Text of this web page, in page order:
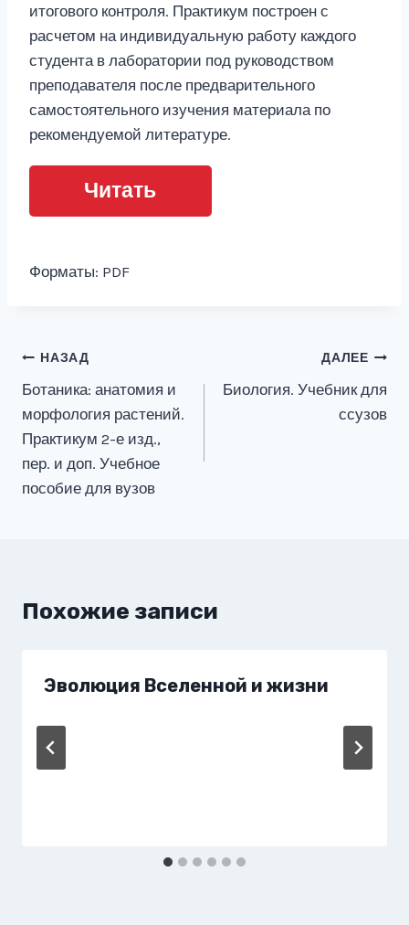
итогового контроля. Практикум построен с
расчетом на индивидуальную работу каждого
студента в лаборатории под руководством
преподавателя после предварительного
самостоятельного изучения материала по
рекомендуемой литературе.
Читать
Форматы: PDF
Навигация
по
записям
НАЗАД
Ботаника: анатомия и
морфология растений.
Практикум 2-е изд.,
пер. и доп. Учебное
пособие для вузов
ДАЛЕЕ
Биология. Учебник для
ссузов
Похожие записи
Эволюция Вселенной и жизни